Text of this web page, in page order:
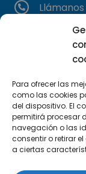
Para ofrecer las
como las cookies
del dispositivo. El
permitirá procesar
navegación o las
consentir o retirar
a ciertas
Llámanos
(+34)
C/Marie
29590